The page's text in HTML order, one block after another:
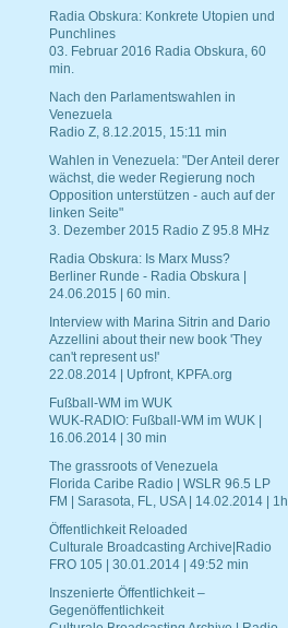
Radia Obskura: Konkrete Utopien und
Punchlines
03. Februar 2016 Radia Obskura, 60
min.
Nach den Parlamentswahlen in
Venezuela
Radio Z, 8.12.2015, 15:11 min
Wahlen in Venezuela: "Der Anteil derer
wächst, die weder Regierung noch
Opposition unterstützen - auch auf der
linken Seite"
3. Dezember 2015 Radio Z 95.8 MHz
Radia Obskura: Is Marx Muss?
Berliner Runde - Radia Obskura |
24.06.2015 | 60 min.
Interview with Marina Sitrin and Dario
Azzellini about their new book 'They
can't represent us!'
22.08.2014 | Upfront, KPFA.org
Fußball-WM im WUK
WUK-RADIO: Fußball-WM im WUK |
16.06.2014 | 30 min
The grassroots of Venezuela
Florida Caribe Radio | WSLR 96.5 LP
FM | Sarasota, FL, USA | 14.02.2014 | 1h
Öffentlichkeit Reloaded
Culturale Broadcasting Archive|Radio
FRO 105 | 30.01.2014 | 49:52 min
Inszenierte Öffentlichkeit –
Gegenöffentlichkeit